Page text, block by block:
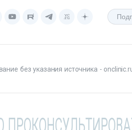
без указания источника -